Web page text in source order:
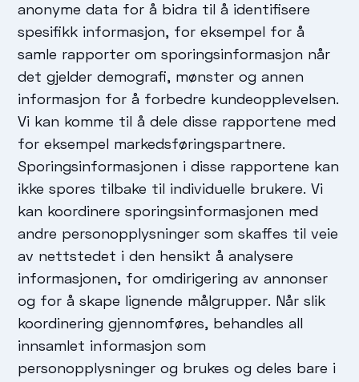
anonyme data for å bidra til å identifisere
spesifikk informasjon, for eksempel for å
samle rapporter om sporingsinformasjon når
det gjelder demografi, mønster og annen
informasjon for å forbedre kundeopplevelsen.
Vi kan komme til å dele disse rapportene med
for eksempel markedsføringspartnere.
Sporingsinformasjonen i disse rapportene kan
ikke spores tilbake til individuelle brukere. Vi
kan koordinere sporingsinformasjonen med
andre personopplysninger som skaffes til veie
av nettstedet i den hensikt å analysere
informasjonen, for omdirigering av annonser
og for å skape lignende målgrupper. Når slik
koordinering gjennomføres, behandles all
innsamlet informasjon som
personopplysninger og brukes og deles bare i